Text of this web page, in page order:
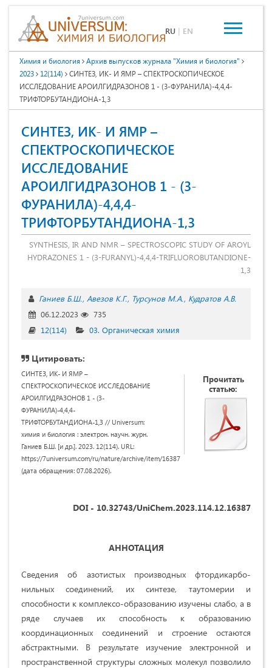
RU | EN
Химия и биология
Архив выпусков журнала "Химия и биология"
2023
12(114)
СИНТЕЗ, ИК- И ЯМР – СПЕКТРОСКОПИЧЕСКОЕ
ИССЛЕДОВАНИЕ АРОИЛГИДРАЗОНОВ 1 - (3-ФУРАНИЛА)-4,4,4-
ТРИФТОРБУТАНДИОНА-1,3
СИНТЕЗ, ИК- И ЯМР –
СПЕКТРОСКОПИЧЕСКОЕ
ИССЛЕДОВАНИЕ
АРОИЛГИДРАЗОНОВ 1 - (3-
ФУРАНИЛА)-4,4,4-
ТРИФТОРБУТАНДИОНА-1,3
SYNTHESIS, IR AND NMR – SPECTROSCOPIC STUDY OF AROYL
HYDRAZONES 1 - (3-FURANYL)-4,4,4-TRIFLUOROBUTANDIONE-
1,3
Ганиев Б.Ш. Авезов К.Г. Турсунов М.А. Кудратов А.В.
06.12.2023
735
12(114)
03. Органическая химия
Цитировать:
СИНТЕЗ, ИК- И ЯМР –
СПЕКТРОСКОПИЧЕСКОЕ ИССЛЕДОВАНИЕ
АРОИЛГИДРАЗОНОВ 1 - (3-
ФУРАНИЛА)-4,4,4-
ТРИФТОРБУТАНДИОНА-1,3 // Universum:
химия и биология : электрон. научн. журн.
Ганиев Б.Ш. [и др.]. 2023. 12(114). URL:
https://7universum.com/ru/nature/archive/item/16387
(дата обращения: 07.08.2026).
Прочитать
статью:
DOI - 10.32743/UniChem.2023.114.12.16387
АННОТАЦИЯ
Сведения об азотистых производных фтордикарбо-
нильных соединений, их синтезе, таутомерии и
способности к комплексо-образованию изучены слабо, а в
ряде случаев их способность к образованию
координационных соединений и строение остаются
абстрактными. В результате изучение электронной и
пространственной структуры сложных молекул позволило